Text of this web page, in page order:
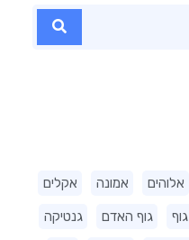
אלוהים אמונה אקלים
גוף גוף האדם גנטיקה